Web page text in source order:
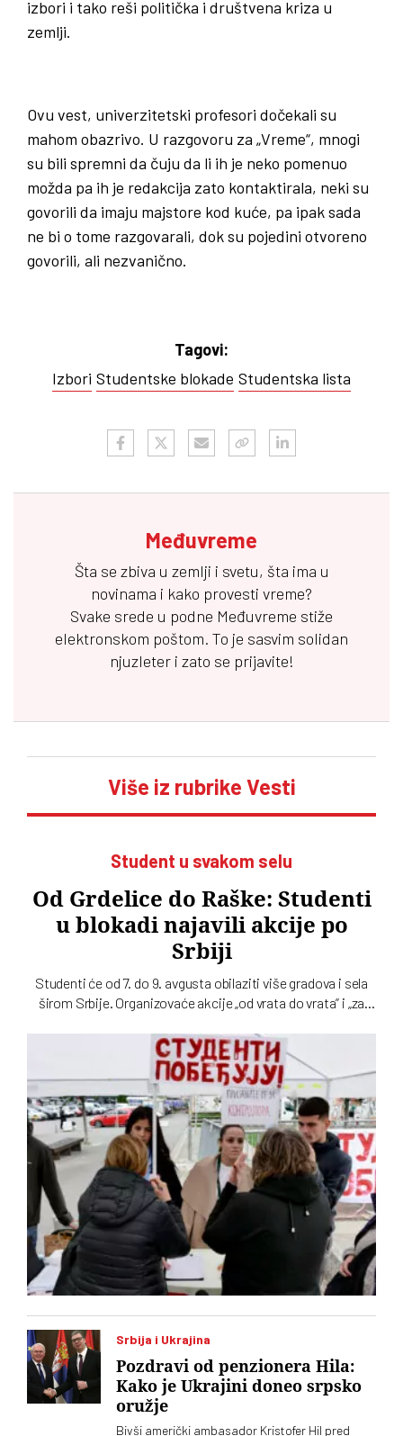
izbori i tako reši politička i društvena kriza u
zemlji.
Ovu vest, univerzitetski profesori dočekali su
mahom obazrivo. U razgovoru za „Vreme“, mnogi
su bili spremni da čuju da li ih je neko pomenuo
možda pa ih je redakcija zato kontaktirala, neki su
govorili da imaju majstore kod kuće, pa ipak sada
ne bi o tome razgovarali, dok su pojedini otvoreno
govorili, ali nezvanično.
Tagovi:
Izbori Studentske blokade Studentska lista
Međuvreme
Šta se zbiva u zemlji i svetu, šta ima u
novinama i kako provesti vreme?
Svake srede u podne Međuvreme stiže
elektronskom poštom. To je sasvim solidan
njuzleter i zato se prijavite!
Više iz rubrike Vesti
Student u svakom selu
Od Grdelice do Raške: Studenti
u blokadi najavili akcije po
Srbiji
Studenti će od 7. do 9. avgusta obilaziti više gradova i sela
širom Srbije. Organizovaće akcije „od vrata do vrata” i „za
Srbija i Ukrajina
Pozdravi od penzionera Hila:
Kako je Ukrajini doneo srpsko
oružje
Bivši američki ambasador Kristofer Hil pred